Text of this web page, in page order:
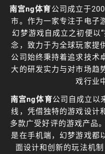
南宫ng体育公司成立于
市。作为一家专注于电子
幻梦游戏自成立之初便以
念，致力于为全球玩家提
公司始终秉持着追求技术
大的研发实力与对市场趋
戏行业
南宫ng体育公司自成立以
线，凭借独特的游戏设计
多款广受好评的游戏产品
是在手机端，幻梦游戏都
面设计和创新的玩法机